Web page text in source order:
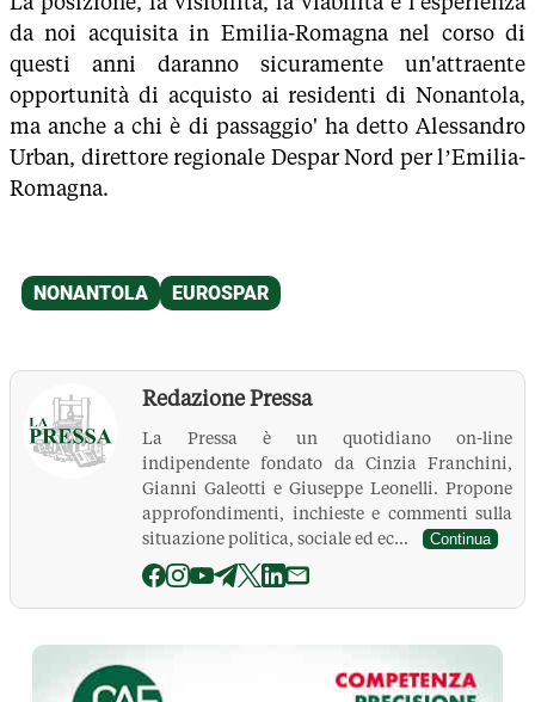
da noi acquisita in Emilia-Romagna nel corso di
questi anni daranno sicuramente un'attraente
opportunità di acquisto ai residenti di Nonantola,
ma anche a chi è di passaggio' ha detto Alessandro
Urban, direttore regionale Despar Nord per l’Emilia-
Romagna.
Redazione Pressa
La Pressa è un quotidiano on-line
indipendente fondato da Cinzia Franchini,
Gianni Galeotti e Giuseppe Leonelli. Propone
approfondimenti, inchieste e commenti sulla
situazione politica, sociale ed ec...
Continua
La Pressa